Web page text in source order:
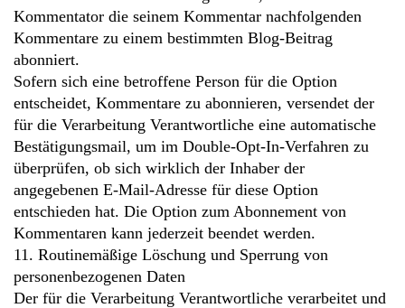
Kommentator die seinem Kommentar nachfolgenden
Kommentare zu einem bestimmten Blog-Beitrag
abonniert.
Sofern sich eine betroffene Person für die Option
entscheidet, Kommentare zu abonnieren, versendet der
für die Verarbeitung Verantwortliche eine automatische
Bestätigungsmail, um im Double-Opt-In-Verfahren zu
überprüfen, ob sich wirklich der Inhaber der
angegebenen E-Mail-Adresse für diese Option
entschieden hat. Die Option zum Abonnement von
Kommentaren kann jederzeit beendet werden.
11. Routinemäßige Löschung und Sperrung von
personenbezogenen Daten
Der für die Verarbeitung Verantwortliche verarbeitet und